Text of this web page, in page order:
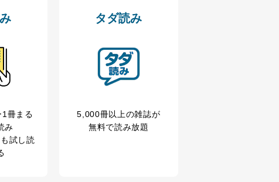
アクセス・利用・提供・管理
冊まる
み
試し読
タダ読み
5,000冊以上の雑誌が
無料で読み放題